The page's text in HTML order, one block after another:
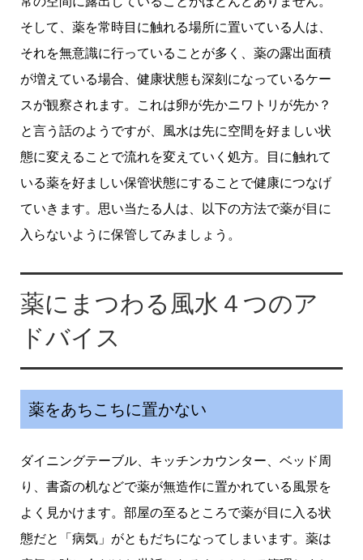
そして、薬を常時目に触れる場所に置いている人は、
それを無意識に行っていることが多く、薬の露出面積
が増えている場合、健康状態も深刻になっているケー
スが観察されます。これは卵が先かニワトリが先か？
と言う話のようですが、風水は先に空間を好ましい状
態に変えることで流れを変えていく処方。目に触れて
いる薬を好ましい保管状態にすることで健康につなげ
ていきます。思い当たる人は、以下の方法で薬が目に
入らないように保管してみましょう。
薬にまつわる風水４つのア
ドバイス
薬をあちこちに置かない
ダイニングテーブル、キッチンカウンター、ベッド周
り、書斎の机などで薬が無造作に置かれている風景を
よく見かけます。部屋の至るところで薬が目に入る状
態だと「病気」がともだちになってしまいます。薬は